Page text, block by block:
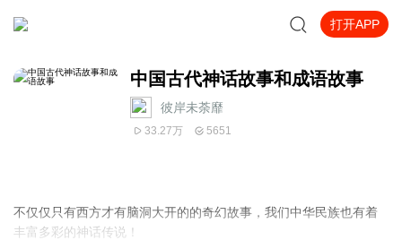
打开APP
中国古代神话故事和成语故事
彼岸未荼靡
33.27万 5651
不仅仅只有西方才有脑洞大开的的奇幻故事，我们中华民族也有着
丰富多彩的神话传说！